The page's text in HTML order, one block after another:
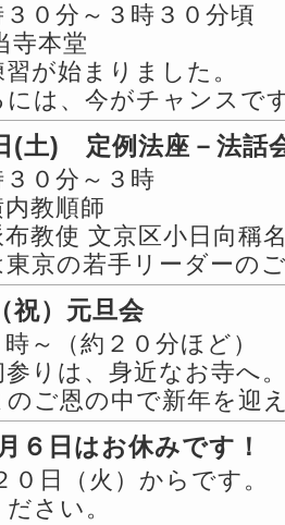
０分～３時３０分頃
寺本堂
が始まりました。
には、今がチャンスで
(土) 定例法座－法話
０分～３時
教順師
教使 文京区小日向稱
東京の若手リーダーの
祝）元旦会
～（約２０分ほど）
参りは、身近なお寺へ
のご恩の中で新年を迎
６日はお休みです！
０日（火）からです。
さい。